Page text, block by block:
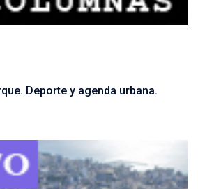
Deporte y agenda urbana.